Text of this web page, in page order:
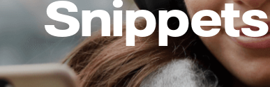
Snippets